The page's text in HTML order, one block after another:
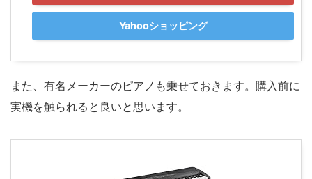
Yahooショッピング
また、有名メーカーのピアノも乗せておきます。購入前に
実機を触られると良いと思います。